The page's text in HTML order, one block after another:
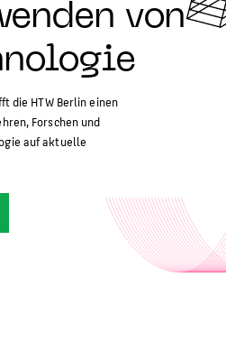
von
die HTW Berlin einen
Forschen und
auf aktuelle